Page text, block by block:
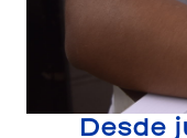
Desde